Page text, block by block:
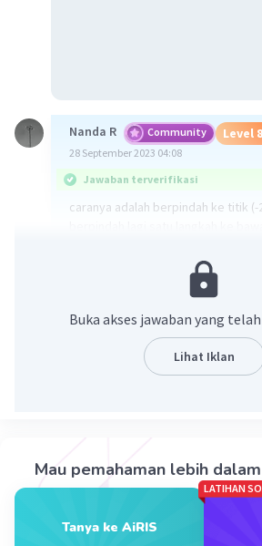
Nanda R Community Level
28 September 2023 04:08
Jawaban terverifikasi
caranya adalah berpindah ke titik (-
Buka akses jawaban yang
Lihat Iklan
Mau pemahaman lebih
Tanya ke AiRIS
LATIHAN